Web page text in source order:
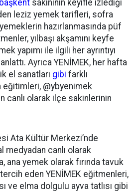
başkent sakininin keyifle izlediği
leziz yemek tarifleri, sofra
hazırlanmasında püf
yılbaşı akşamını keyfe
yapımı ile ilgili her ayrıntıyı
Ayrıca YENİMEK, her hafta
el sanatları gibi farklı
eğitimleri, @ybyenimek
canlı olarak ilçe sakinlerinin
Ata Kültür Merkezi’nde
medyadan canlı olarak
ana yemek olarak fırında tavuk
eden YENİMEK eğitmenleri,
ve elma dolgulu ayva tatlısı gibi